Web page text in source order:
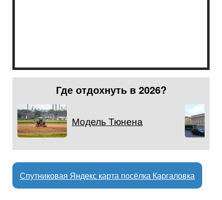
Где отдохнуть в 2026?
Модель Тюнена
Спутниковая Яндекс карта посёлка Каргаловка